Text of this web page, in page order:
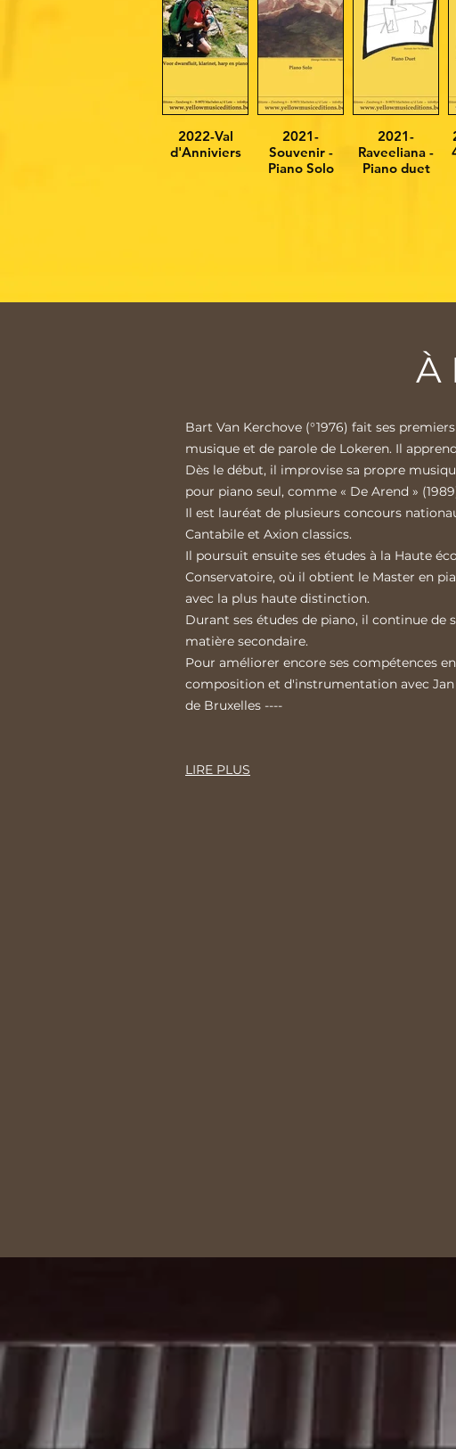
2022-Val
d'Anniviers
2021-
Souvenir -
Piano Solo
2021-
Raveeliana -
Piano duet
À
Bart Van Kerchove (°1976) fait ses
musique et de parole de Lokeren. Il
Dès le début, il improvise sa propre
pour piano seul, comme « De Arend »
Il est lauréat de plusieurs concours
Cantabile et Axion classics.
Il poursuit ensuite ses études à la Haute
Conservatoire, où il obtient le Master en
avec la plus haute distinction.
Durant ses études de piano, il continue
matière secondaire.
Pour améliorer encore ses compétences
composition et d'instrumentation avec
de Bruxelles ----
LIRE PLUS